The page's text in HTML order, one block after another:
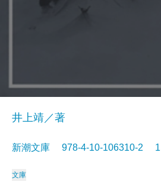
井上靖／著
新潮文庫 978-4-10-106310-2
文庫